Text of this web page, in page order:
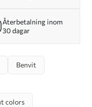
Återbetalning inom
30 dagar
Benvit
colors